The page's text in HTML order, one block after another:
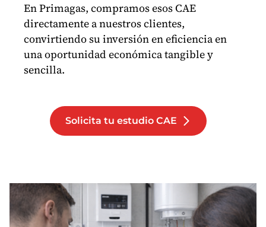
En Primagas, compramos esos CAE
directamente a nuestros clientes,
convirtiendo su inversión en eficiencia en
una oportunidad económica tangible y
sencilla.
Solicita tu estudio CAE